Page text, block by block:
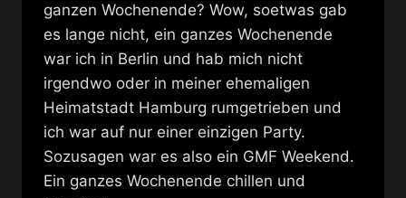
ganzen Wochenende? Wow, soetwas gab
es lange nicht, ein ganzes Wochenende
war ich in Berlin und hab mich nicht
irgendwo oder in meiner ehemaligen
Heimatstadt Hamburg rumgetrieben und
ich war auf nur einer einzigen Party.
Sozusagen war es also ein GMF Weekend.
Ein ganzes Wochenende chillen und